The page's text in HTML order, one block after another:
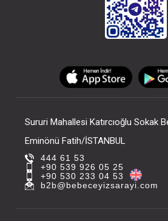
Sururi Mahallesi Katırcıoğlu Sokak
Eminönü Fatih/İSTANBUL
444 61 53
+90 539 926 05 25
+90 530 233 04 53
b2b@bebeceyizsarayi.com